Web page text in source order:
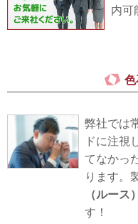
内可
色
弊社では
ドに注視
てなかっ
ります。
（ルース）
す！